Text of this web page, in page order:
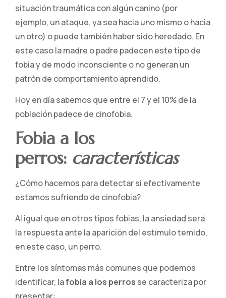
situación traumática con algún canino (por
ejemplo, un ataque, ya sea hacia uno mismo o hacia
un otro) o puede también haber sido heredado. En
este caso la madre o padre padecen este tipo de
fobia y de modo inconsciente o no generan un
patrón de comportamiento aprendido.
Hoy en día sabemos que entre el 7 y el 10% de la
población padece de cinofobia.
Fobia a los
perros: características
¿Cómo hacemos para detectar si efectivamente
estamos sufriendo de cinofobia?
Al igual que en otros tipos fobias, la ansiedad será
la respuesta ante la aparición del estímulo temido,
en este caso, un perro.
Entre los síntomas más comunes que podemos
identificar, lafobia a los perros se caracteriza por